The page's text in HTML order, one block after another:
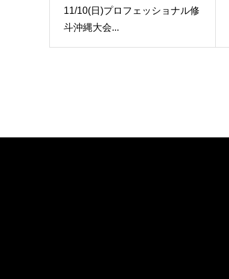
11/10(日)プロフェッショナル修
斗沖縄大会...